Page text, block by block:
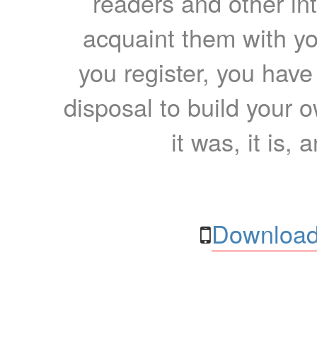
acquaint them with
you register, you
disposal to build your
it was, it is,